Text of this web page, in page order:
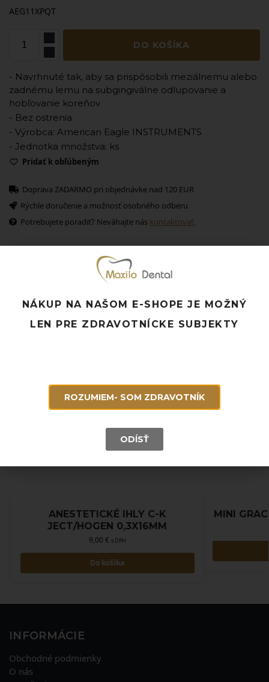
AEG11XPQT
DO KOŠÍKA
- Navrhnuté tak, aby sa prispôsobili meziálnemu alebo
zadnému lemu na subgingiválne odlupovanie a
hobľovanie koreňov
- Bez ostrenia
- Výrobca: American Eagle INSTRUMENTS
- Jednotka množstva: ks
Pridať k obľúbeným
Doprava ZADARMO pri objednávke nad 120 EUR
Rýchle doručenie a možnosť osobného odberu
Potrebujete poradiť? Neváhajte nás kontaktovať.
Súvisiace produkty
ANESTETICKÉ IHLY C-K
JECT/HOGEN 0,3X16MM
9,00 € s DPH
Do košíka
MINI
INFORMÁCIE
Obchodné podmienky
O nás
NÁKUP NA NAŠOM E-SHOPE JE MOŽNÝ
LEN PRE ZDRAVOTNÍCKE SUBJEKTY
ROZUMIEM- SOM ZDRAVOTNÍK
ODÍSŤ